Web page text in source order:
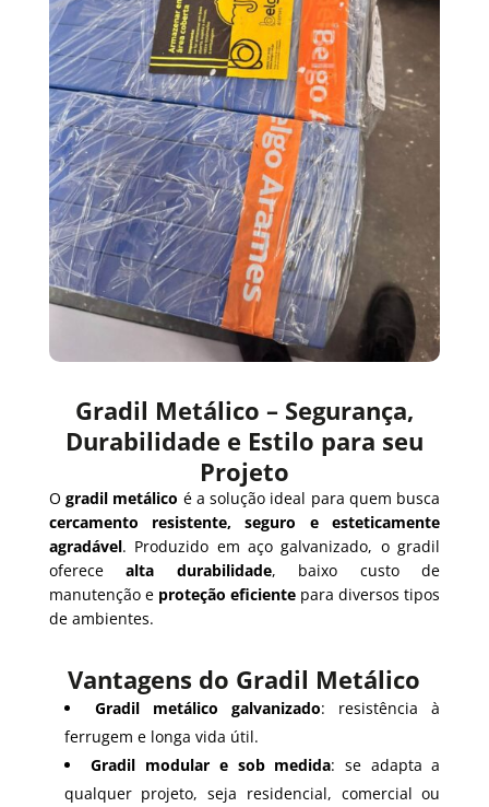
Gradil Metálico – Segurança,
Durabilidade e Estilo para seu
Projeto
Ogradil metálico é a solução ideal para quem busca
cercamento resistente, seguro e esteticamente
agradável. Produzido em aço galvanizado, o gradil
oferecealta durabilidade, baixo custo de
manutenção e proteção eficiente para diversos tipos
de ambientes.
Vantagens do Gradil Metálico
Gradil metálico galvanizado: resistência à
ferrugem e longa vida útil.
Gradil modular e sob medida: se adapta a
qualquer projeto, seja residencial, comercial ou